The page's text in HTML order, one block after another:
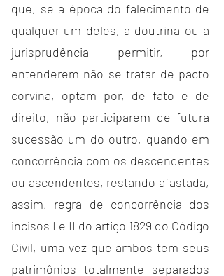
que, se a época do falecimento de
qualquer um deles, a doutrina ou a
jurisprudência permitir, por
entenderem não se tratar de pacto
corvina, optam por, de fato e de
direito, não participarem de futura
sucessão um do outro, quando em
concorrência com os descendentes
ou ascendentes, restando afastada,
assim, regra de concorrência dos
incisos I e II do artigo 1829 do Código
Civil, uma vez que ambos tem seus
patrimônios totalmente separados